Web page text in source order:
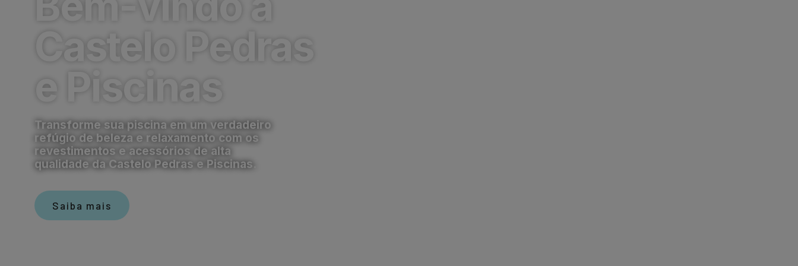
Castelo Pedras
e Piscinas
Transforme sua piscina em um verdadeiro
refúgio de beleza e relaxamento com os
revestimentos e acessórios de alta
qualidade da Castelo Pedras e Piscinas.
Saiba mais